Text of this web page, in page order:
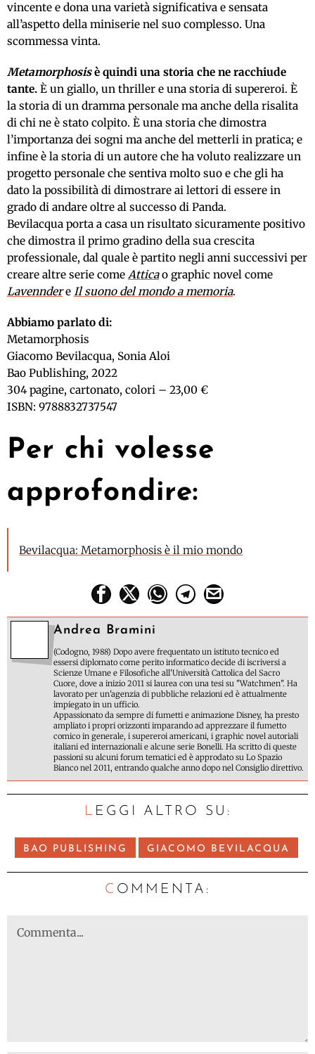
vincente e dona una varietà significativa e sensata
all’aspetto della miniserie nel suo complesso. Una
scommessa vinta.
Metamorphosisè quindi una storia che ne racchiude
tante. È un giallo, un thriller e una storia di supereroi. È
la storia di un dramma personale ma anche della risalita
di chi ne è stato colpito. È una storia che dimostra
l’importanza dei sogni ma anche del metterli in pratica; e
infine è la storia di un autore che ha voluto realizzare un
progetto personale che sentiva molto suo e che gli ha
dato la possibilità di dimostrare ai lettori di essere in
grado di andare oltre al successo di Panda.
Bevilacqua porta a casa un risultato sicuramente positivo
che dimostra il primo gradino della sua crescita
professionale, dal quale è partito negli anni successivi per
creare altre serie come Atticao graphic novel come
Lavenndere Il suono del mondo a memoria.
Abbiamo parlato di:
Metamorphosis
Giacomo Bevilacqua, Sonia Aloi
Bao Publishing, 2022
304 pagine, cartonato, colori – 23,00 €
ISBN: 9788832737547
Per chi volesse
approfondire:
Bevilacqua: Metamorphosis è il mio mondo
Andrea Bramini
(Codogno, 1988) Dopo avere frequentato un istituto tecnico ed
essersi diplomato come perito informatico decide di iscriversi a
Scienze Umane e Filosofiche all'Università Cattolica del Sacro
Cuore, dove a inizio 2011 si laurea con una tesi su "Watchmen". Ha
lavorato per un'agenzia di pubbliche relazioni ed è attualmente
impiegato in un ufficio.
Appassionato da sempre di fumetti e animazione Disney, ha presto
ampliato i propri orizzonti imparando ad apprezzare il fumetto
comico in generale, i supereroi americani, i graphic novel autoriali
italiani ed internazionali e alcune serie Bonelli. Ha scritto di queste
passioni su alcuni forum tematici ed è approdato su Lo Spazio
Bianco nel 2011, entrando qualche anno dopo nel Consiglio direttivo.
LEGGI ALTRO SU:
BAO PUBLISHING GIACOMO BEVILACQUA
C OMMENTA: